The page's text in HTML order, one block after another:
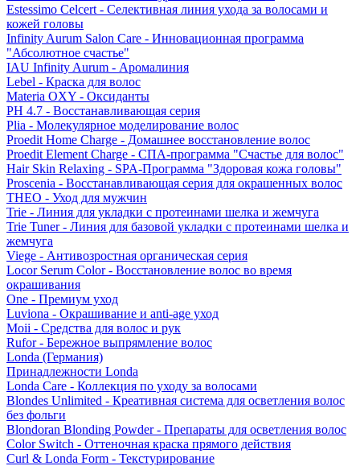
Estessimo Celcert - Селективная линия ухода за волосами и
кожей головы
Infinity Aurum Salon Care - Инновационная программа
"Абсолютное счастье"
IAU Infinity Aurum - Аромалиния
Lebel - Краска для волос
Materia OXY - Оксиданты
PH 4.7 - Восстанавливающая серия
Plia - Молекулярное моделирование волос
Proedit Home Charge - Домашнее восстановление волос
Proedit Element Charge - СПА-программа "Счастье для волос"
Hair Skin Relaxing - SPA-Программа "Здоровая кожа головы"
Proscenia - Восстанавливающая серия для окрашенных волос
THEO - Уход для мужчин
Trie - Линия для укладки с протеинами шелка и жемчуга
Trie Tuner - Линия для базовой укладки с протеинами шелка и
жемчуга
Viege - Антивозростная органическая серия
Locor Serum Color - Восстановление волос во время
окрашивания
One - Премиум уход
Luviona - Окрашивание и anti-age уход
Moii - Средства для волос и рук
Rufor - Бережное выпрямление волос
Londa (Германия)
Принадлежности Londa
Londa Care - Коллекция по уходу за волосами
Blondes Unlimited - Креативная система для осветления волос
без фольги
Blondoran Blonding Powder - Препараты для осветления волос
Color Switch - Оттеночная краска прямого действия
Curl & Londa Form - Текстурирование